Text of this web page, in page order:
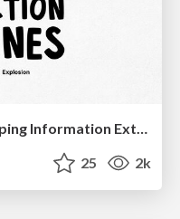
Practical Tips for Bootstrapping Information Extraction Pipelines
25 2k